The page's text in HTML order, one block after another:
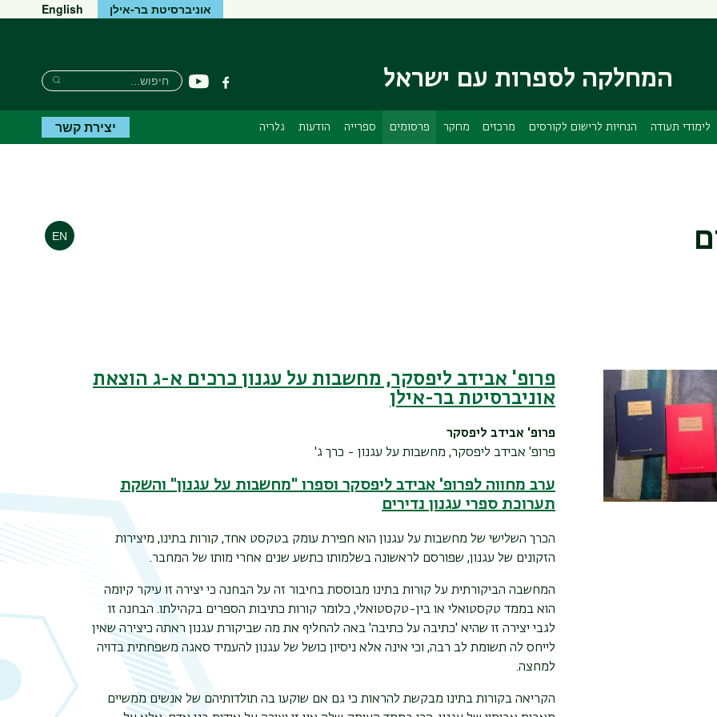
ראשי
אוניברסיטת בר-אילן English
המחלקה לספרות עם ישראל פייסבוקיוטיוב
חיפוש
חיפוש
חיפוש
לימודי תעודה הנחיות לרישום לקורסים מרכזים מחקר פרסומים ספרייה הודעות גלריה יצירת קשר
פרופ' אבידב ליפסקר, מחשבות על עגנון כרכים א-ג הוצאת
אוניברסיטת בר-אילן
פרופ' אבידב ליפסקר
פרופ' אבידב ליפסקר, מחשבות על עגנון - כרך ג'
ערב מחווה לפרופ' אבידב ליפסקר וספרו "מחשבות על עגנון" והשקת
תערוכת ספרי עגנון נדירים
הכרך השלישי של מחשבות על עגנון הוא חפירת עומק בטקסט אחד, קורות בתינו, מיצירות
הזקונים של עגנון, שפורסם לראשונה בשלמותו כתשע שנים אחרי מותו של המחבר.
המחשבה הביקורתית על קורות בתינו מבוססת בחיבור זה על הבחנה כי יצירה זו עיקר קיומה
הוא בממד טקסטואלי או בין-טקסטואלי, כלומר קורות כתיבות הספרים בקהילתו. הבחנה זו
לגבי יצירה זו שהיא 'כתיבה על כתיבה' באה להחליף את מה שביקורת עגנון ראתה כיצירה שאין
לייחס לה תשומת לב רבה, וכי אינה אלא ניסיון כושל של עגנון להעמיד סאגה משפחתית בדויה
למחצה.
הקריאה בקורות בתינו מבקשת להראות כי גם אם שוקעו בה תולדותיהם של אנשים ממשיים